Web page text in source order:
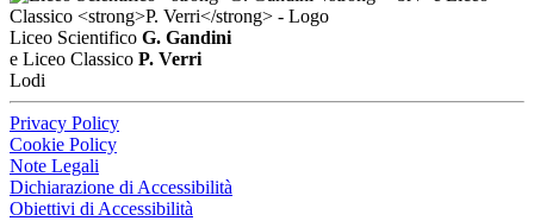
Liceo Scientifico G. Gandini
e Liceo Classico P. Verri
Lodi
Privacy Policy
Cookie Policy
Note Legali
Dichiarazione di Accessibilità
Obiettivi di Accessibilità